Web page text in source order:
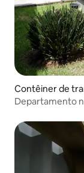
Contêiner de
a
Departamento